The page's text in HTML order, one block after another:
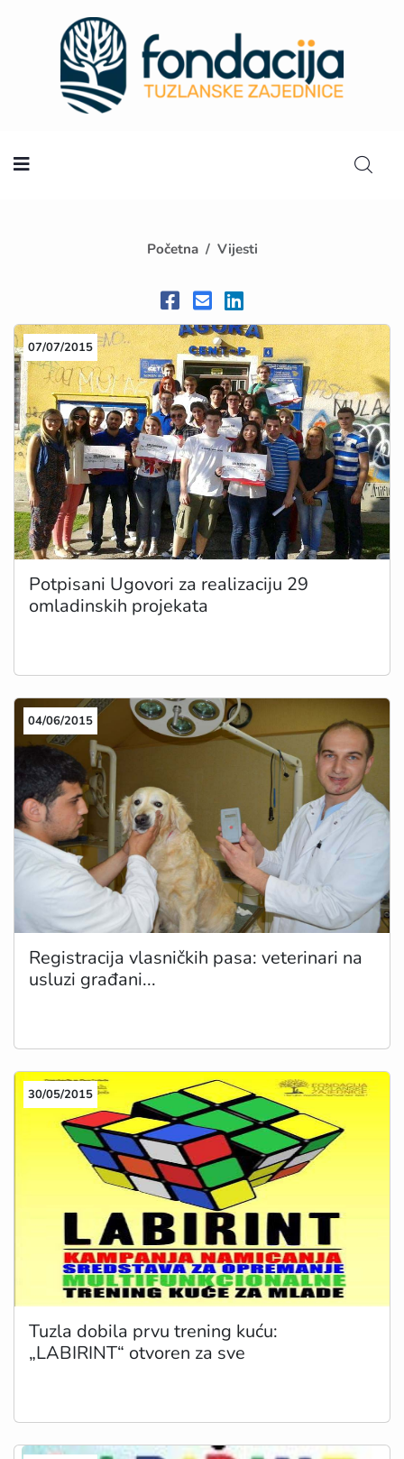
Početna
Početna Vijesti
07/07/2015
Potpisani Ugovori za realizaciju 29
omladinskih projekata
04/06/2015
Registracija vlasničkih pasa: veterinari na
usluzi građani...
30/05/2015
Tuzla dobila prvu trening kuću:
„LABIRINT“ otvoren za sve